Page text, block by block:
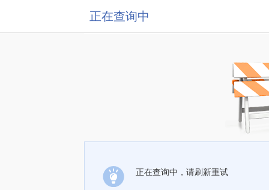
正在查询中
正在查询中，请刷新重试